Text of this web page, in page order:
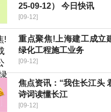
25-09-12） 今日快讯
[09-12]
重点聚焦!上海建工成立
绿化工程施工业务
[09-12]
焦点资讯：“我住长江头
诗词读懂长江
[09-12]